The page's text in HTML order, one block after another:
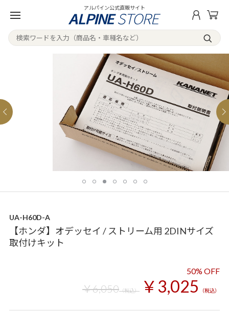
アルパイン公式直販サイト
UA-H60D-A
【ホンダ】オデッセイ / ストリーム用 2DINサイズ
取付けキット
50% OFF
￥6,050（税込） ￥3,025 （税込）